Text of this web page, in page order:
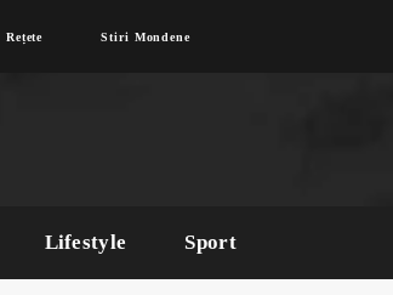
Rețete Stiri Mondene
Lifestyle Sport